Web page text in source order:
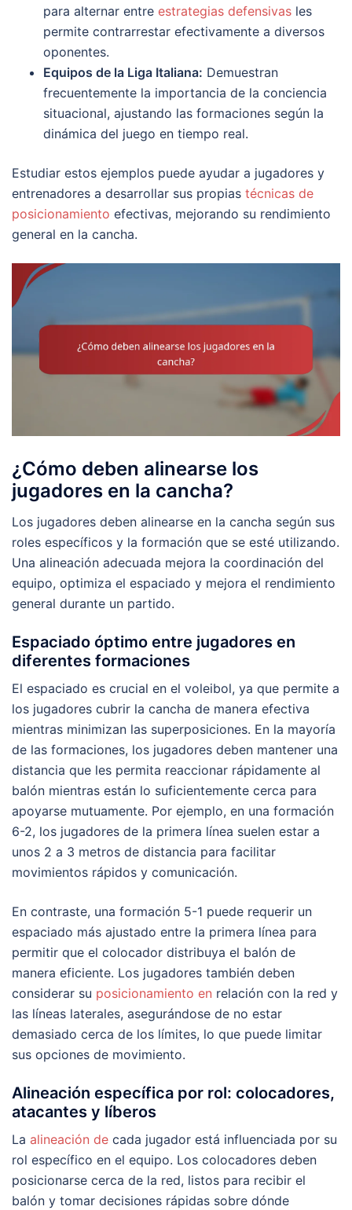
para alternar entre estrategias defensivas les
permite contrarrestar efectivamente a diversos
oponentes.
Equipos de la Liga Italiana: Demuestran
frecuentemente la importancia de la conciencia
situacional, ajustando las formaciones según la
dinámica del juego en tiempo real.
Estudiar estos ejemplos puede ayudar a jugadores y
entrenadores a desarrollar sus propias técnicas de
posicionamiento efectivas, mejorando su rendimiento
general en la cancha.
¿Cómo deben alinearse los
jugadores en la cancha?
Los jugadores deben alinearse en la cancha según sus
roles específicos y la formación que se esté utilizando.
Una alineación adecuada mejora la coordinación del
equipo, optimiza el espaciado y mejora el rendimiento
general durante un partido.
Espaciado óptimo entre jugadores en
diferentes formaciones
El espaciado es crucial en el voleibol, ya que permite a
los jugadores cubrir la cancha de manera efectiva
mientras minimizan las superposiciones. En la mayoría
de las formaciones, los jugadores deben mantener una
distancia que les permita reaccionar rápidamente al
balón mientras están lo suficientemente cerca para
apoyarse mutuamente. Por ejemplo, en una formación
6-2, los jugadores de la primera línea suelen estar a
unos 2 a 3 metros de distancia para facilitar
movimientos rápidos y comunicación.
En contraste, una formación 5-1 puede requerir un
espaciado más ajustado entre la primera línea para
permitir que el colocador distribuya el balón de
manera eficiente. Los jugadores también deben
considerar su posicionamiento en relación con la red y
las líneas laterales, asegurándose de no estar
demasiado cerca de los límites, lo que puede limitar
sus opciones de movimiento.
Alineación específica por rol: colocadores,
atacantes y líberos
La alineación de cada jugador está influenciada por su
rol específico en el equipo. Los colocadores deben
posicionarse cerca de la red, listos para recibir el
balón y tomar decisiones rápidas sobre dónde